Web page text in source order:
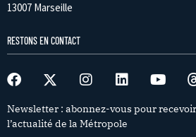
13007 Marseille
RESTONS EN CONTACT
Newsletter : abonnez-vous pour
l’actualité de la Métropole